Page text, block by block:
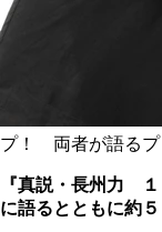
プ！ 両者が語るプ
『真説・長州力
に語るとともに約